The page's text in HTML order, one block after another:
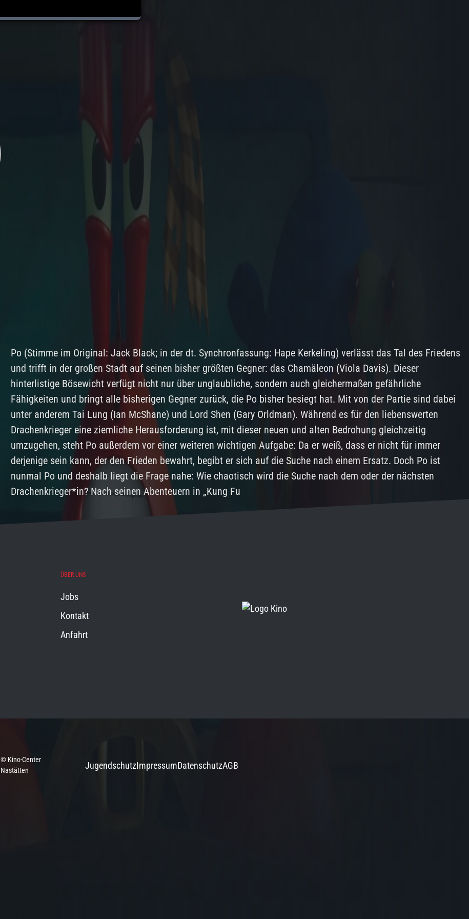
Po (Stimme im Original: Jack Black; in der dt. Synchronfassung: Hape Kerkeling) verlässt das Tal des Friedens
und trifft in der großen Stadt auf seinen bisher größten Gegner: das Chamäleon (Viola Davis). Dieser
hinterlistige Bösewicht verfügt nicht nur über unglaubliche, sondern auch gleichermaßen gefährliche
Fähigkeiten und bringt alle bisherigen Gegner zurück, die Po bisher besiegt hat. Mit von der Partie sind dabei
unter anderem Tai Lung (Ian McShane) und Lord Shen (Gary Orldman). Während es für den liebenswerten
Drachenkrieger eine ziemliche Herausforderung ist, mit dieser neuen und alten Bedrohung gleichzeitig
umzugehen, steht Po außerdem vor einer weiteren wichtigen Aufgabe: Da er weiß, dass er nicht für immer
derjenige sein kann, der den Frieden bewahrt, begibt er sich auf die Suche nach einem Ersatz. Doch Po ist
nunmal Po und deshalb liegt die Frage nahe: Wie chaotisch wird die Suche nach dem oder der nächsten
Drachenkrieger*in? Nach seinen Abenteuern in „Kung Fu
ÜBER UNS
Jobs
Kontakt
Anfahrt
© Kino-Center
Nastätten
JugendschutzImpressumDatenschutzAGB